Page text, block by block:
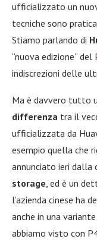
ufficializzato un
tecniche sono
Stiamo parlando di
“nuova edizione” del
indiscrezioni delle
Ma è davvero tutto
differenza tra il
ufficializzata da
esempio quella che
annunciato ieri dalla
storage, ed è un
l’azienda cinese ha
anche in una
abbiamo visto con